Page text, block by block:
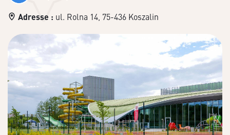
Adresse : ul. Rolna 14, 75-436 Koszalin